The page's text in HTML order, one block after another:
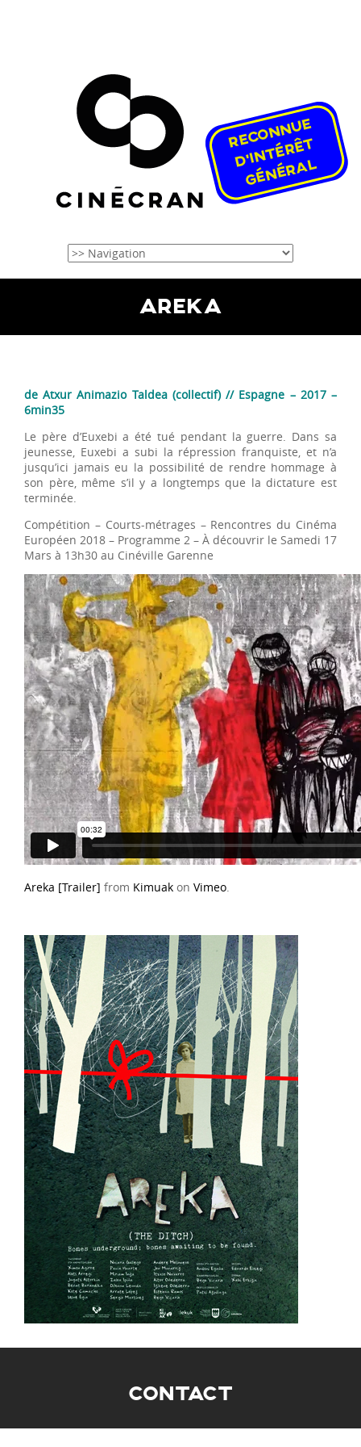
AREKA
de Atxur Animazio Taldea (collectif) // Espagne – 2017 –
6min35
Le père d’Euxebi a été tué pendant la guerre. Dans sa
jeunesse, Euxebi a subi la répression franquiste, et n’a
jusqu’ici jamais eu la possibilité de rendre hommage à
son père, même s’il y a longtemps que la dictature est
terminée.
Compétition – Courts-métrages – Rencontres du Cinéma
Européen 2018 – Programme 2 – À découvrir le Samedi 17
Mars à 13h30 au Cinéville Garenne
Areka [Trailer] from Kimuak on Vimeo
CONTACT